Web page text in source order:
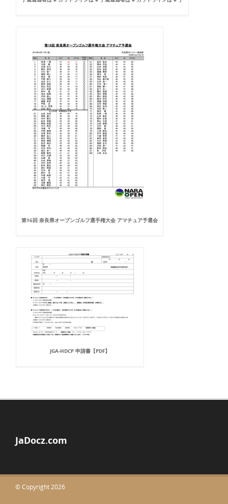
第16回 奈良県オープンゴルフ選手権大会 アマチュア予選会
JGA-HDCP 申請書【PDF】
JaDocz.com
© Copyright 2026